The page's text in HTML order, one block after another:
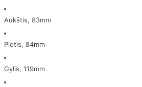
Aukštis, 83mm
Plotis, 84mm
Gylis, 119mm